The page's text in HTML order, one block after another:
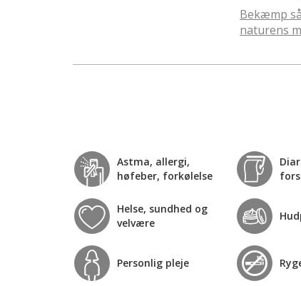
Bekæmp
naturens
Astma, allergi,
høfeber, forkølelse
Helse, sundhed og
velvære
Personlig pleje